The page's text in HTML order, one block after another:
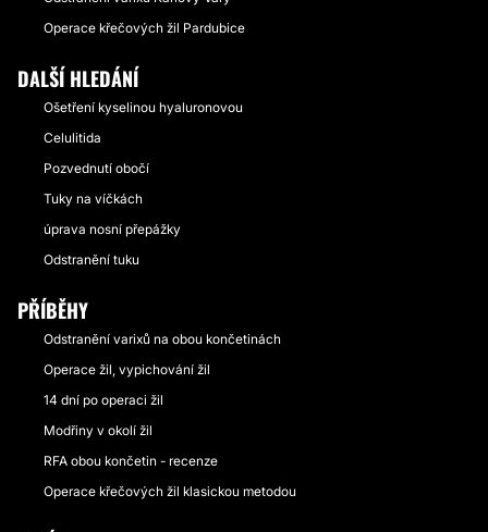
Operace křečových žil Pardubice
DALŠÍ HLEDÁNÍ
Ošetření kyselinou hyaluronovou
Celulitida
Pozvednutí obočí
Tuky na víčkách
úprava nosní přepážky
Odstranění tuku
PŘÍBĚHY
Odstranění varixů na obou končetinách
Operace žil, vypichování žil
14 dní po operaci žil
Modřiny v okolí žil
RFA obou končetin - recenze
Operace křečových žil klasickou metodou